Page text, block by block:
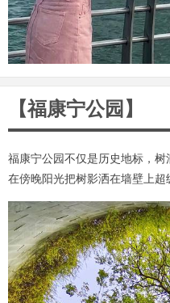
【福康宁公园】
福康宁公园不仅是历史地标，树
在傍晚阳光把树影洒在墙壁上超